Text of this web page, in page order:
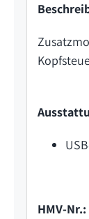
HMV-Nr.: